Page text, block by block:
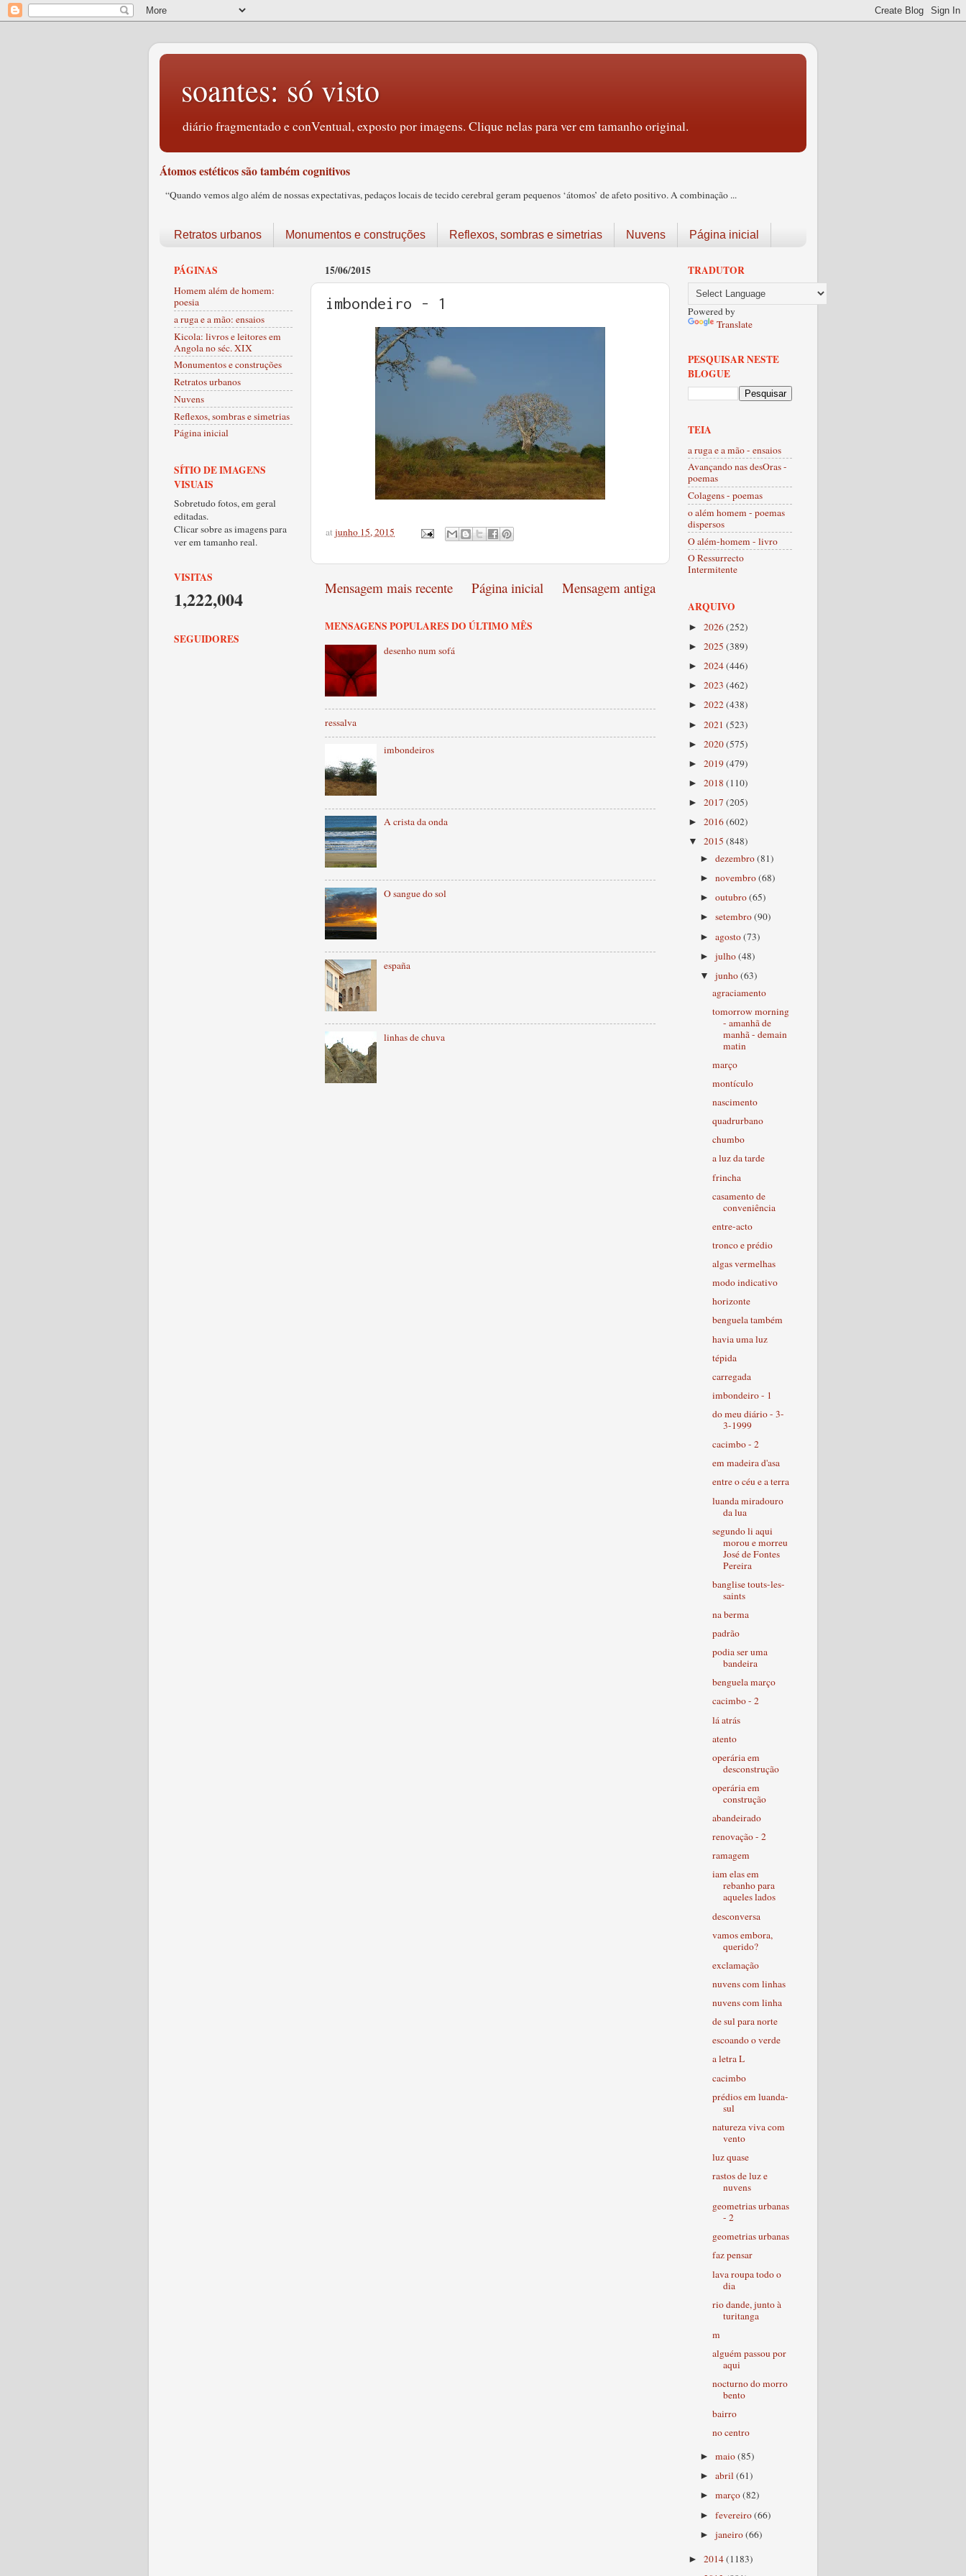
soantes: só visto
diário fragmentado e conVentual, exposto por imagens. Clique nelas para ver em tamanho original.
Átomos estéticos são também cognitivos
“Quando vemos algo além de nossas expectativas, pedaços locais de tecido cerebral geram pequenos ‘átomos’ de afeto positivo. A combinação ...
Retratos urbanos Monumentos e construções Reflexos, sombras e simetrias Nuvens Página inicial
15/06/2015
imbondeiro - 1
atjunho 15, 2015
Mensagem mais recente Mensagem antiga
Página inicial
MENSAGENS POPULARES DO ÚLTIMO MÊS
desenho num sofá
ressalva
imbondeiros
A crista da onda
O sangue do sol
españa
linhas de chuva
PÁGINAS
Homem além de homem:
poesia
a ruga e a mão: ensaios
Kicola: livros e leitores em
Angola no séc. XIX
Monumentos e construções
Retratos urbanos
Nuvens
Reflexos, sombras e simetrias
Página inicial
SÍTIO DE IMAGENS
VISUAIS
Sobretudo fotos, em geral
editadas.
Clicar sobre as imagens para
ver em tamanho real.
VISITAS
1,222,004
SEGUIDORES
TRADUTOR
Powered by
Translate
PESQUISAR NESTE
BLOGUE
TEIA
a ruga e a mão - ensaios
Avançando nas desOras -
poemas
Colagens - poemas
o além homem - poemas
dispersos
O além-homem - livro
O Ressurrecto
Intermitente
ARQUIVO
► 2026(252)
► 2025 (389)
► 2024(446)
► 2023 (462)
► 2022(438)
► 2021 (523)
► 2020(575)
► 2019(479)
► 2018 (110)
► 2017 (205)
► 2016(602)
▼ 2015 (848)
►dezembro(81)
►novembro(68)
►outubro(65)
►setembro(90)
►agosto(73)
►julho(48)
▼junho(63)
agraciamento
tomorrow morning
- amanhã de
manhã - demain
matin
março
montículo
nascimento
quadrurbano
chumbo
a luz da tarde
frincha
casamento de
conveniência
entre-acto
tronco e prédio
algas vermelhas
modo indicativo
horizonte
benguela também
havia uma luz
tépida
carregada
imbondeiro - 1
do meu diário - 3-
3-1999
cacimbo - 2
em madeira d'asa
entre o céu e a terra
luanda miradouro
da lua
segundo li aqui
morou e morreu
José de Fontes
Pereira
banglise touts-les-
saints
na berma
padrão
podia ser uma
bandeira
benguela março
cacimbo - 2
lá atrás
atento
operária em
desconstrução
operária em
construção
abandeirado
renovação - 2
ramagem
iam elas em
rebanho para
aqueles lados
desconversa
vamos embora,
querido?
exclamação
nuvens com linhas
nuvens com linha
de sul para norte
escoando o verde
a letra L
cacimbo
prédios em luanda-
sul
natureza viva com
vento
luz quase
rastos de luz e
nuvens
geometrias urbanas
- 2
geometrias urbanas
faz pensar
lava roupa todo o
dia
rio dande, junto à
turitanga
m
alguém passou por
aqui
nocturno do morro
bento
bairro
no centro
►maio(85)
►abril(61)
►março(82)
►fevereiro(66)
►janeiro(66)
► 2014(1183)